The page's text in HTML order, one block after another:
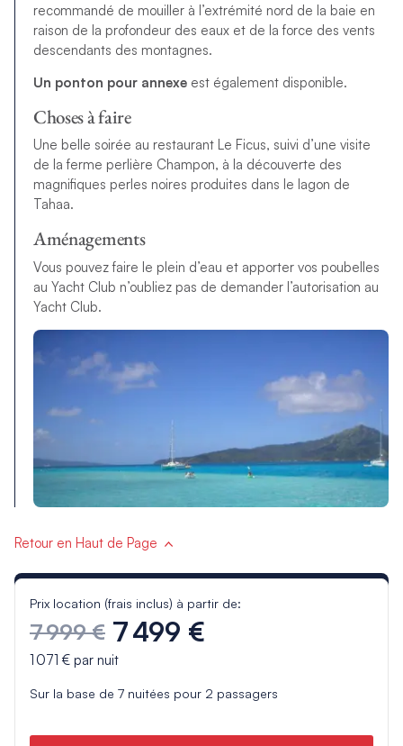
recommandé de mouiller à l’extrémité nord de la baie en
raison de la profondeur des eaux et de la force des vents
descendants des montagnes.
Un ponton pour annexeest également disponible.
Choses à faire
Une belle soirée au restaurant Le Ficus, suivi d’une visite
de la ferme perlière Champon, à la découverte des
magnifiques perles noires produites dans le lagon de
Tahaa.
Aménagements
Vous pouvez faire le plein d’eau et apporter vos poubelles
au Yacht Club n’oubliez pas de demander l’autorisation au
Yacht Club.
Retour en Haut de Page
Prix location (frais inclus) à partir de:
7 999 € 7 499 €
1 071 €par nuit
Sur la base de 7nuitées pour 2 passagers